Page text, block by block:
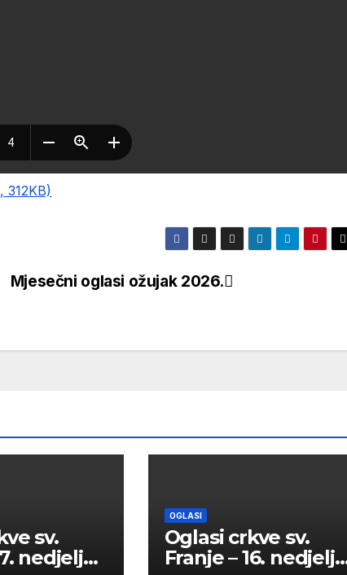
312KB)
Mjesečni oglasi ožujak 2026.
sv.
nedjelja
OGLASI
Oglasi crkve sv.
Franje – 16. nedjelja